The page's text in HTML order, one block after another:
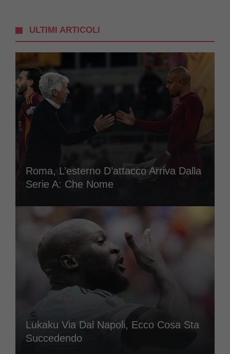
ULTIMI ARTICOLI
Roma, L’esterno D’attacco Arriva Dalla
Serie A: Che Nome
Lukaku Via Dal Napoli, Ecco Cosa Sta
Succedendo